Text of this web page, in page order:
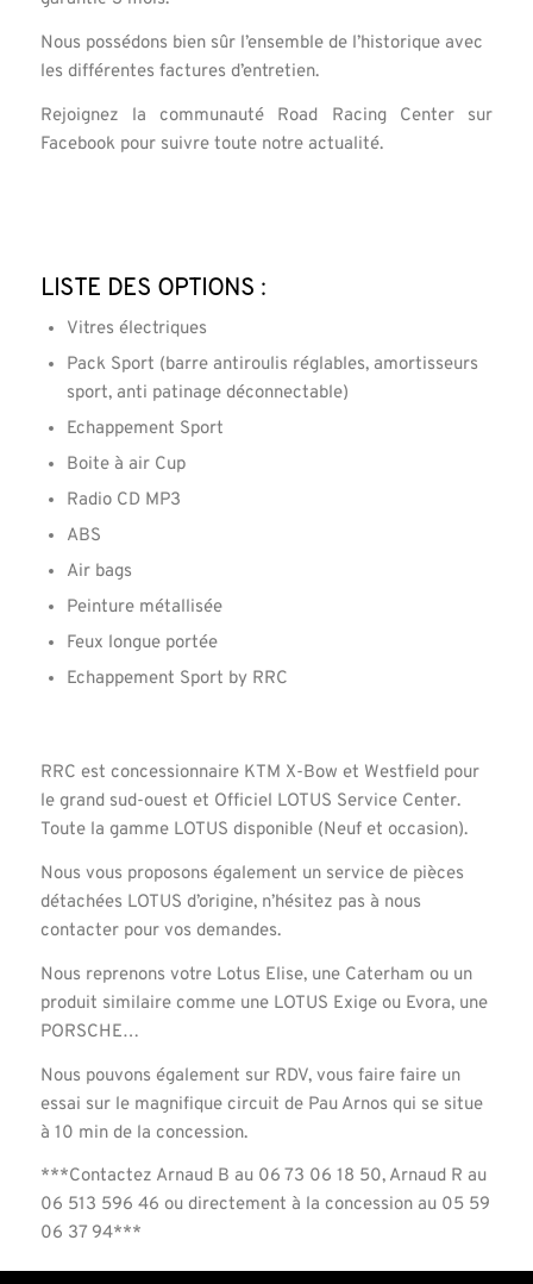
Nous possédons bien sûr l’ensemble de l’historique avec
les différentes factures d’entretien.
Rejoignez la communauté Road Racing Center sur
Facebook pour suivre toute notre actualité.
Liste des options :
Vitres électriques
Pack Sport (barre antiroulis réglables, amortisseurs
sport, anti patinage déconnectable)
Echappement Sport
Boite à air Cup
Radio CD MP3
ABS
Air bags
Peinture métallisée
Feux longue portée
Echappement Sport by RRC
RRC est concessionnaire KTM X-Bow et Westfield pour
le grand sud-ouest et Officiel LOTUS Service Center.
Toute la gamme LOTUS disponible (Neuf et occasion).
Nous vous proposons également un service de pièces
détachées LOTUS d’origine, n’hésitez pas à nous
contacter pour vos demandes.
Nous reprenons votre Lotus Elise, une Caterham ou un
produit similaire comme une LOTUS Exige ou Evora, une
PORSCHE…
Nous pouvons également sur RDV, vous faire faire un
essai sur le magnifique circuit de Pau Arnos qui se situe
à 10 min de la concession.
***Contactez Arnaud B au 06 73 06 18 50, Arnaud R au
06 513 596 46 ou directement à la concession au 05 59
06 37 94***